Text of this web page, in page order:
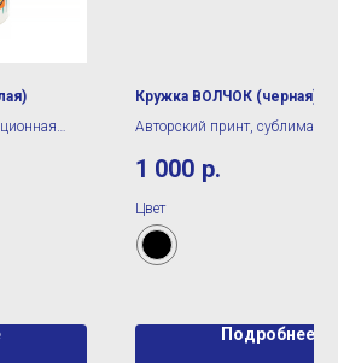
Кружка ВОЛЧОК (черная)
Авторский принт,
1 000 р.
Цвет
Подробнее